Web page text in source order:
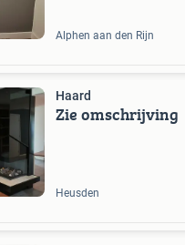
Alphen aan den Rijn
Haard
Zie omschrijving
Heusden